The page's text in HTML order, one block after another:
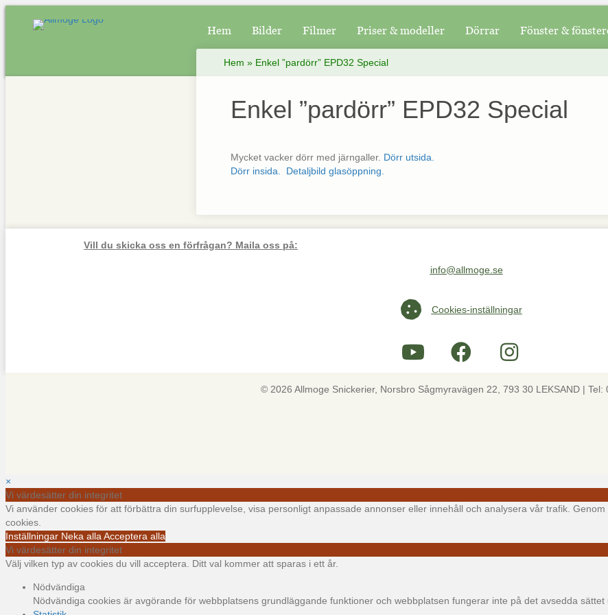
Hem Bilder Filmer Priser & modeller Dörrar Fönster &
Hem » Enkel ”pardörr” EPD32 Special
Enkel ”pardörr” EPD32 Special
Mycket vacker dörr med järngaller. Dörr utsida.
Dörr insida.
Detaljbild glasöppning.
Vill du skicka oss en förfrågan? Maila oss på:
Maila oss på info@allmoge.se
info@allmoge.se
Cookies-inställningar
Cookies-inställningar
© 2026 Allmoge Snickerier, Norsbro Sågmyravägen 22, 793 30 LEKSAND | Tel:
×
Vi värdesätter din integritet
Vi använder cookies för att förbättra din surfupplevelse, visa personligt anpassade annonser eller innehåll och analysera vår trafik.
cookies.
Inställningar Neka alla Acceptera alla
Vi värdesätter din integritet
Välj vilken typ av cookies du vill acceptera. Ditt val kommer att sparas i ett år.
Nödvändiga
Nödvändiga cookies är avgörande för webbplatsens grundläggande funktioner och webbplatsen fungerar inte på det avsedda